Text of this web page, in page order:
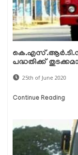
പദ്ധതിക്ക്
25th of June 2020
Continue Reading